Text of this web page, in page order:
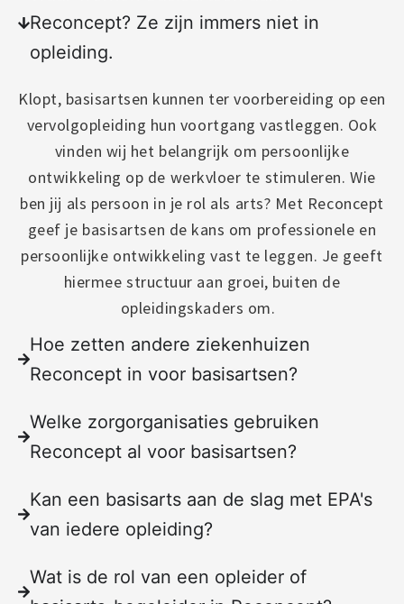
Reconcept? Ze zijn immers niet in
opleiding.
Klopt, basisartsen kunnen ter voorbereiding op een
vervolgopleiding hun voortgang vastleggen. Ook
vinden wij het belangrijk om persoonlijke
ontwikkeling op de werkvloer te stimuleren. Wie
ben jij als persoon in je rol als arts? Met Reconcept
geef je basisartsen de kans om professionele en
persoonlijke ontwikkeling vast te leggen. Je geeft
hiermee structuur aan groei, buiten de
opleidingskaders om.
Hoe zetten andere ziekenhuizen
Reconcept in voor basisartsen?
Welke zorgorganisaties gebruiken
Reconcept al voor basisartsen?
Kan een basisarts aan de slag met EPA's
van iedere opleiding?
Wat is de rol van een opleider of